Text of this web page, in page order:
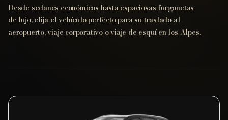
Desde sedanes económicos hasta espaciosas furgonetas
de lujo, elija el vehículo perfecto para su traslado al
aeropuerto, viaje corporativo o viaje de esquí en los Alpes.